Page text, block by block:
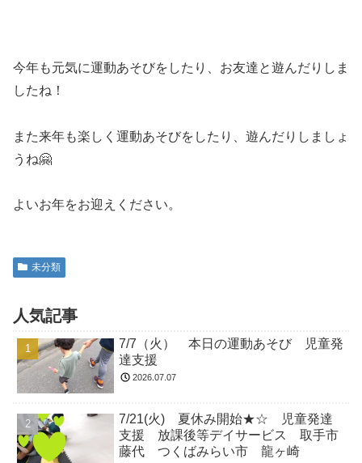
今年も元気に運動あそびをしたり、お友達と遊んだりしま
したね！
また来年も楽しく運動あそびをしたり、遊んだりしましょ
うね🤗
よいお年をお迎えください。
未分類
人気記事
7/7（火） 本日の運動あそび 児童発
達支援
2026.07.07
7/21(火) 夏休み開始★☆ 児童発達
支援 放課後等デイサービス 取手市
藤代 つくばみらい市 龍ヶ崎